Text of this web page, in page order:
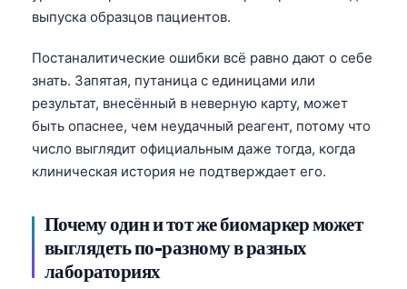
выпуска образцов пациентов.
Постаналитические ошибки всё равно дают о себе
знать. Запятая, путаница с единицами или
результат, внесённый в неверную карту, может
быть опаснее, чем неудачный реагент, потому что
число выглядит официальным даже тогда, когда
клиническая история не подтверждает его.
Почему один и тот же биомаркер может
выглядеть по-разному в разных
лабораториях